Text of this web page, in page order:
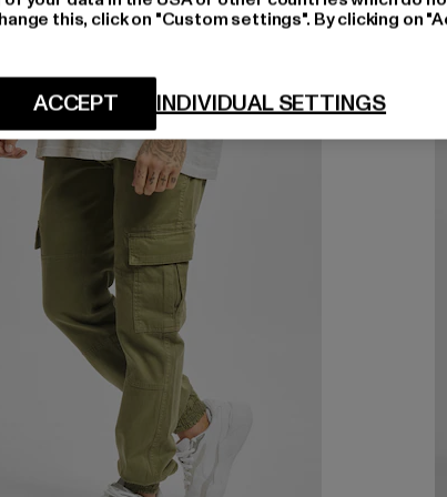
-38%
this, click on "Custom settings". By clicking on
INDIVIDUAL SETTINGS
ACCEPT